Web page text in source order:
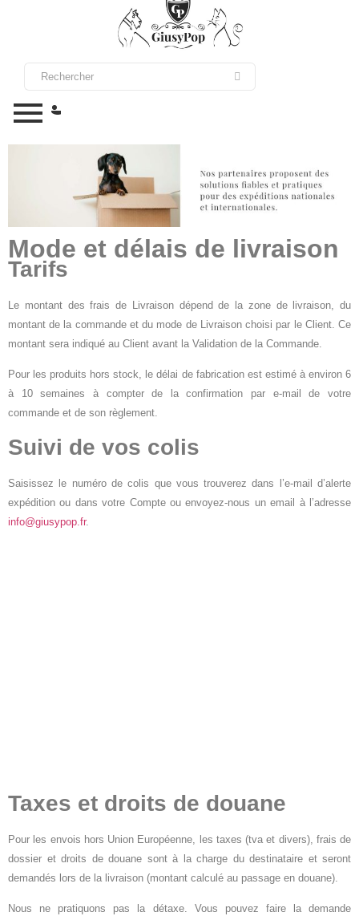
Mode et délais de livraison
Tarifs
Le montant des frais de Livraison dépend de la zone de livraison, du
montant de la commande et du mode de Livraison choisi par le Client. Ce
montant sera indiqué au Client avant la Validation de la Commande.
Pour les produits hors stock, le délai de fabrication est estimé à environ 6
à 10 semaines à compter de la confirmation par e-mail de votre
commande et de son règlement.
Suivi de vos colis
Saisissez le numéro de colis que vous trouverez dans l’e-mail d’alerte
expédition ou dans votre Compte ou envoyez-nous un email à l’adresse
info@giusypop.fr.
Taxes et droits de douane
Pour les envois hors Union Européenne, les taxes (tva et divers), frais de
dossier et droits de douane sont à la charge du destinataire et seront
demandés lors de la livraison (montant calculé au passage en douane).
Nous ne pratiquons pas la détaxe. Vous pouvez faire la demande